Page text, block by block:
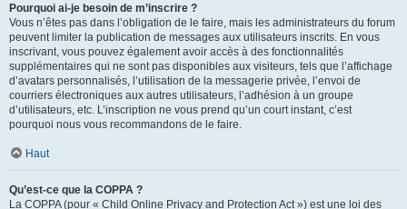
Pourquoi ai-je besoin de m’inscrire ?
Vous n’êtes pas dans l’obligation de le faire, mais les administrateurs du forum
peuvent limiter la publication de messages aux utilisateurs inscrits. En vous
inscrivant, vous pouvez également avoir accès à des fonctionnalités
supplémentaires qui ne sont pas disponibles aux visiteurs, tels que l’affichage
d’avatars personnalisés, l’utilisation de la messagerie privée, l’envoi de
courriers électroniques aux autres utilisateurs, l’adhésion à un groupe
d’utilisateurs, etc. L’inscription ne vous prend qu’un court instant, c’est
pourquoi nous vous recommandons de le faire.
Haut
Qu’est-ce que la COPPA ?
La COPPA (pour « Child Online Privacy and Protection Act ») est une loi des